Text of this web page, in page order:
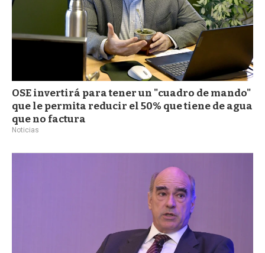
OSE invertirá para tener un "cuadro de mando"
que le permita reducir el 50% que tiene de agua
que no factura
Noticias